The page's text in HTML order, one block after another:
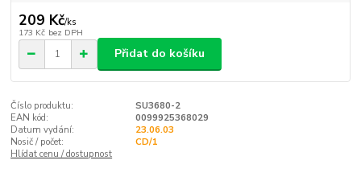
209 Kč/ks
173 Kč bez DPH
Přidat do košíku
Číslo produktu:
SU3680-2
EAN kód:
0099925368029
Datum vydání:
23.06.03
Nosič / počet:
CD/1
Hlídat cenu / dostupnost